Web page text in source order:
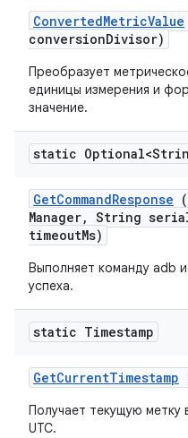
ConvertedMetricValue
conversionDivisor)
Преобразует
единицы измерения и
значение.
static
GetCommandResponse (
Manager, String
timeoutMs)
Выполняет команду adb
успеха.
static Timestamp
GetCurrentTimestamp
Получает текущую метку
UTC.